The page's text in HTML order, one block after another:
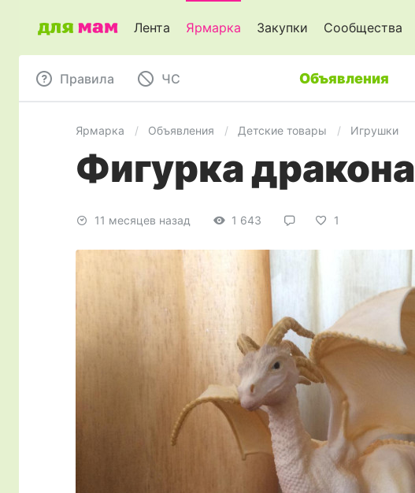
Лента Ярмарка Закупки Сообщества
Правила ЧC Объявления
Ярмарка Объявления Детские товары Игрушки
Фигурка дракона
11 месяцев назад 1 643 1